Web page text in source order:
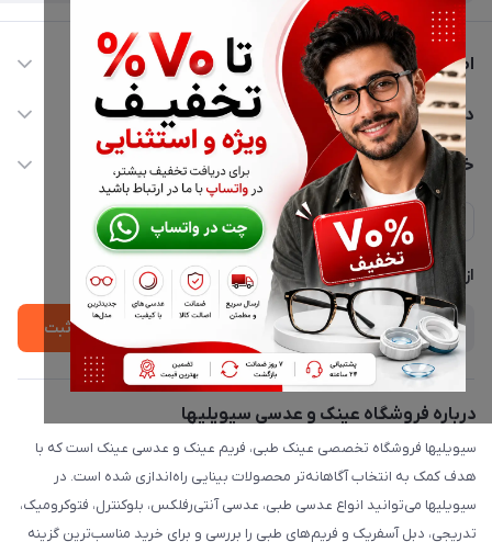
اطلاعات تماس
02177116909
info@civiliha.com
ارسال فوری در تهران + ارسال به سراسر کشور
دسترسی سریع
حساب کاربری
مجله فروشگاه
لیست محصولات
درباره ما
خدمات مشتریان
حریم خصوصی
پشتیبانی واتساپ 09397003162
از جدید‌ترین تخفیف‌ها با‌ خبر شوید
ثبت
درباره فروشگاه عینک و عدسی سیویلیها
سیویلیها فروشگاه تخصصی عینک طبی، فریم عینک و عدسی عینک است که با
هدف کمک به انتخاب آگاهانه‌تر محصولات بینایی راه‌اندازی شده است. در
سیویلیها می‌توانید انواع عدسی طبی، عدسی آنتی‌رفلکس، بلوکنترل، فتوکرومیک،
تدریجی، دبل آسفریک و فریم‌های طبی را بررسی و برای خرید مناسب‌ترین گزینه